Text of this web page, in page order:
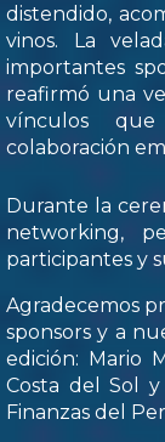
distendido,
vinos. La
importantes
reafirmó una
vínculos
colaboración
Durante la
networking,
participantes y
Agradecemos
sponsors y a
edición: Mario
Costa del Sol
Finanzas del